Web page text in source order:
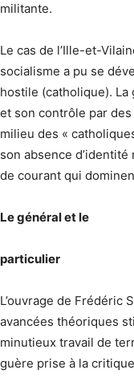
militante.
Le cas de l’Ille-et-
socialisme a pu se
hostile (catholique).
et son contrôle par
milieu des «
son absence
de courant qui
Le général et le
particulier
L’ouvrage de Frédéric
avancées théoriques
minutieux travail de
guère prise à la